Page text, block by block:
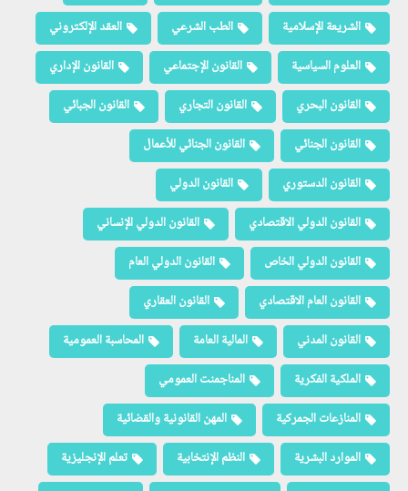
الشريعة الإسلامية
الطب الشرعي
العقد الإلكتروني
العلوم السياسية
القانون الإجتماعي
القانون الإداري
القانون البحري
القانون التجاري
القانون الجبائي
القانون الجنائي
القانون الجنائي للأعمال
القانون الدستوري
القانون الدولي
القانون الدولي الاقتصادي
القانون الدولي الإنساني
القانون الدولي الخاص
القانون الدولي العام
القانون العام الاقتصادي
القانون العقاري
القانون المدني
المالية العامة
المحاسبة العمومية
الملكية الفكرية
المناجمنت العمومي
المنازعات الجمركية
المهن القانونية والقضائية
الموارد البشرية
النظم الإنتخابية
تعلم الإنجليزية